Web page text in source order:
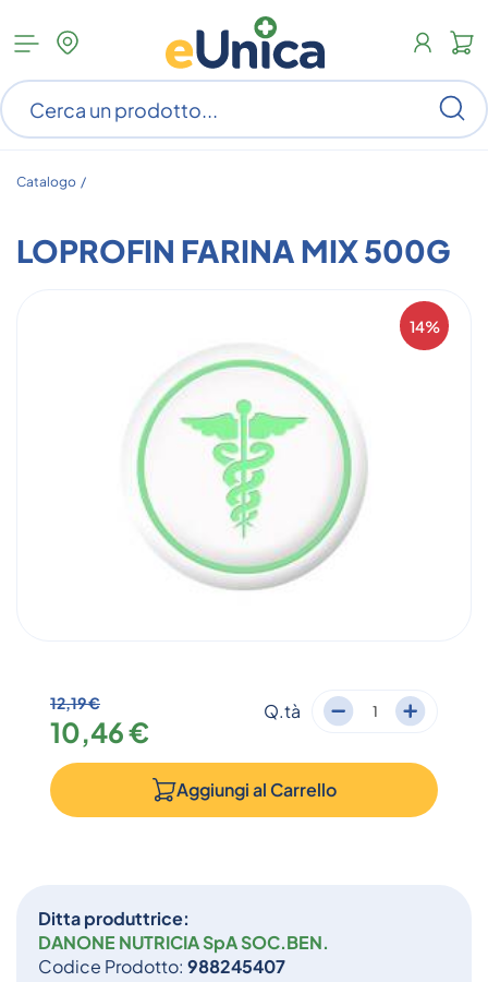
Apri
menu
categorie
Catalogo /
LOPROFIN FARINA MIX 500G
14%
Ditta produttrice:
DANONE NUTRICIA SpA SOC.BEN.
Codice Prodotto: 988245407
12,19 €
10,46 €
Q.tà
Aggiungi al Carrello